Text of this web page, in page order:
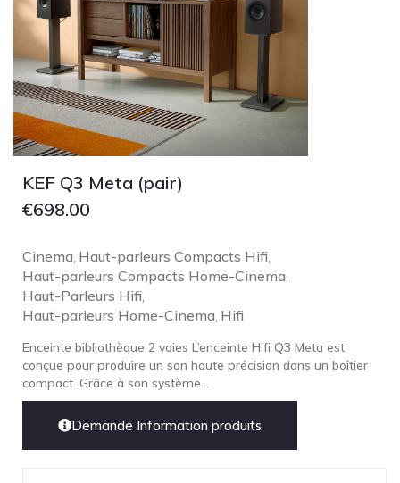
KEF Q3 Meta (pair)
€698.00
Cinema Haut-parleurs Compacts Hifi
Haut-parleurs Compacts Home-Cinema
Haut-Parleurs Hifi
Haut-parleurs Home-Cinema Hifi
Enceinte bibliothèque 2 voies L’enceinte Hifi Q3 Meta est
conçue pour produire un son haute précision dans un boîtier
compact. Grâce à son système...
Demande Information produits